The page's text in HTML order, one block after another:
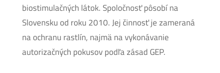
biostimulačných látok. Spoločnosť pôsobí na
Slovensku od roku 2010. Jej činnosť je zameraná
na ochranu rastlín, najmä na vykonávanie
autorizačných pokusov podľa zásad GEP.